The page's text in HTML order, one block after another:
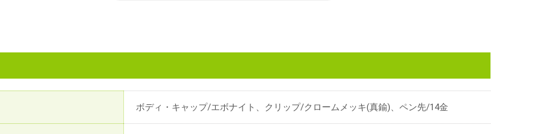
ボディ・キャップ/エボナイト、クリップ/クロームメッキ(真鍮)、ペン先/14金